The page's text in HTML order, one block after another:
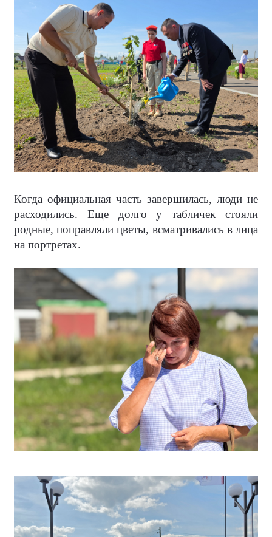
Когда официальная часть завершилась, люди не
расходились. Еще долго у табличек стояли
родные, поправляли цветы, всматривались в лица
на портретах.